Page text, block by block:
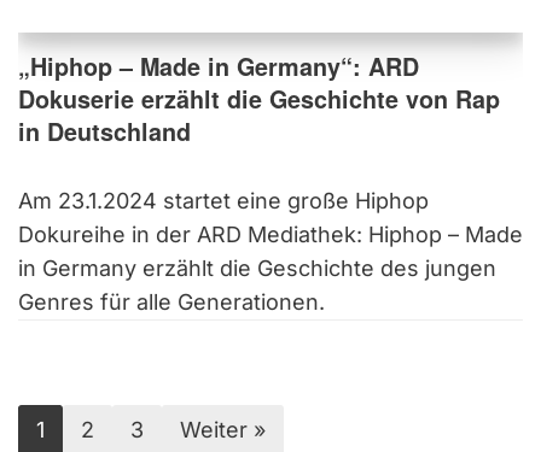
„Hiphop – Made in Germany“: ARD
Dokuserie erzählt die Geschichte von Rap
in Deutschland
Am 23.1.2024 startet eine große Hiphop
Dokureihe in der ARD Mediathek: Hiphop – Made
in Germany erzählt die Geschichte des jungen
Genres für alle Generationen.
1 2 3 Weiter »